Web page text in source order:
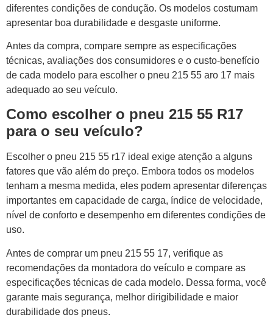
diferentes condições de condução. Os modelos costumam
apresentar boa durabilidade e desgaste uniforme.
Antes da compra, compare sempre as especificações
técnicas, avaliações dos consumidores e o custo-benefício
de cada modelo para escolher o pneu 215 55 aro 17 mais
adequado ao seu veículo.
Como escolher o pneu 215 55 R17
para o seu veículo?
Escolher o pneu 215 55 r17 ideal exige atenção a alguns
fatores que vão além do preço. Embora todos os modelos
tenham a mesma medida, eles podem apresentar diferenças
importantes em capacidade de carga, índice de velocidade,
nível de conforto e desempenho em diferentes condições de
uso.
Antes de comprar um pneu 215 55 17, verifique as
recomendações da montadora do veículo e compare as
especificações técnicas de cada modelo. Dessa forma, você
garante mais segurança, melhor dirigibilidade e maior
durabilidade dos pneus.